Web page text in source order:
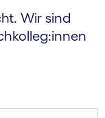
Wir sind